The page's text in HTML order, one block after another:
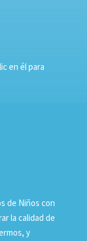
en él para
de Niños con
la calidad de
y